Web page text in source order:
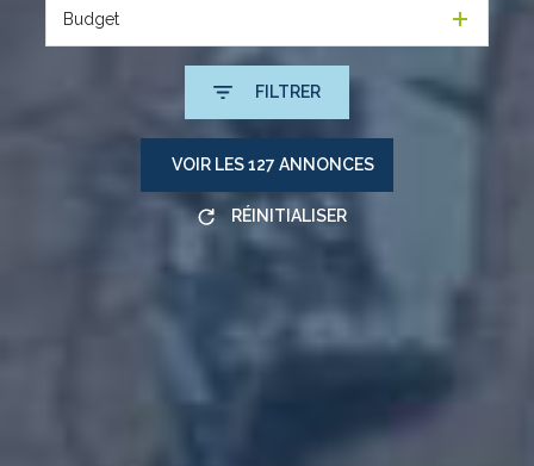
Budget
FILTRER
VOIR LES127 ANNONCES
RÉINITIALISER